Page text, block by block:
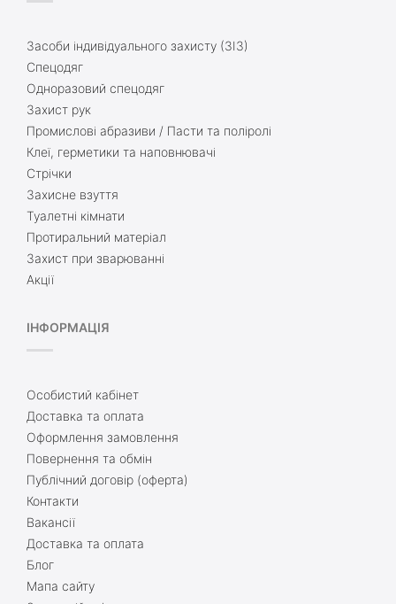
Засоби індивідуального захисту (ЗІЗ)
Спецодяг
Одноразовий спецодяг
Захист рук
Промислові абразиви / Пасти та поліролі
Клеї, герметики та наповнювачі
Стрічки
Захисне взуття
Туалетні кімнати
Протиральний матеріал
Захист при зварюванні
Акції
ІНФОРМАЦІЯ
Особистий кабінет
Доставка та оплата
Оформлення замовлення
Повернення та обмін
Публічний договір (оферта)
Контакти
Вакансії
Доставка та оплата
Блог
Мапа сайту